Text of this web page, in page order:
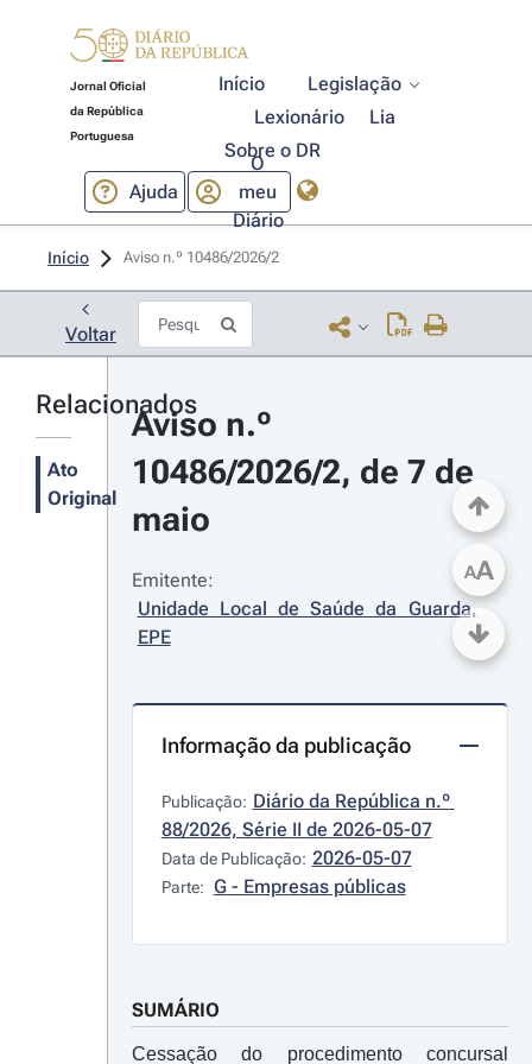
Jornal Oficial
da República
Portuguesa
Início
Legislação
Lexionário
Lia
Sobre o DR
Ajuda
O
meu
Diário
Início Aviso n.º 10486/2026/2
Voltar
Relacionados
Ato
Original
Aviso n.º
10486/2026/2, de 7 de
maio
Emitente:
Unidade Local de Saúde da Guarda,
EPE
Informação da publicação
Publicação: Diário da República n.º
88/2026, Série II de 2026-05-07
Data de Publicação: 2026-05-07
Parte: G - Empresas públicas
SUMÁRIO
Cessação do procedimento concursal
AA